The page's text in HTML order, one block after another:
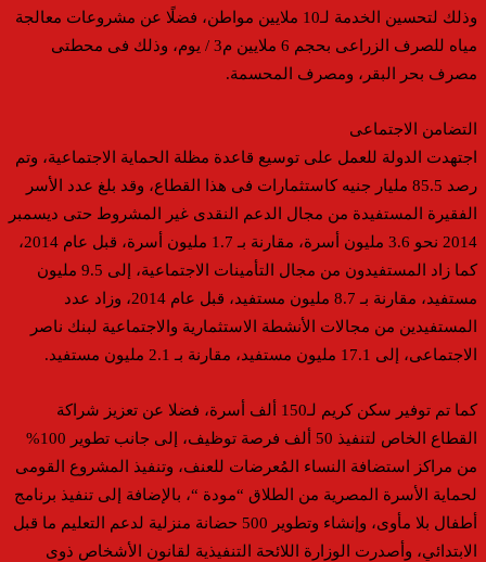
وذلك لتحسين الخدمة لـ10 ملايين مواطن، فضلًا عن مشروعات معالجة
مياه للصرف الزراعى بحجم 6 ملايين م3 / يوم، وذلك فى محطتى
مصرف بحر البقر، ومصرف المحسمة.
التضامن الاجتماعى
اجتهدت الدولة للعمل على توسيع قاعدة مظلة الحماية الاجتماعية، وتم
رصد 85.5 مليار جنيه كاستثمارات فى هذا القطاع، وقد بلغ عدد الأسر
الفقيرة المستفيدة من مجال الدعم النقدى غير المشروط حتى ديسمبر
2014 نحو 3.6 مليون أسرة، مقارنة بـ 1.7 مليون أسرة، قبل عام 2014،
كما زاد المستفيدون من مجال التأمينات الاجتماعية، إلى 9.5 مليون
مستفيد، مقارنة بـ 8.7 مليون مستفيد، قبل عام 2014، وزاد عدد
المستفيدين من مجالات الأنشطة الاستثمارية والاجتماعية لبنك ناصر
الاجتماعى، إلى 17.1 مليون مستفيد، مقارنة بـ 2.1 مليون مستفيد.
كما تم توفير سكن كريم لـ150 ألف أسرة، فضلا عن تعزيز شراكة
القطاع الخاص لتنفيذ 50 ألف فرصة توظيف، إلى جانب تطوير 100%
من مراكز استضافة النساء المُعرضات للعنف، وتنفيذ المشروع القومى
لحماية الأسرة المصرية من الطلاق “مودة “، بالإضافة إلى تنفيذ برنامج
أطفال بلا مأوى، وإنشاء وتطوير 500 حضانة منزلية لدعم التعليم ما قبل
الابتدائي، وأصدرت الوزارة اللائحة التنفيذية لقانون الأشخاص ذوى